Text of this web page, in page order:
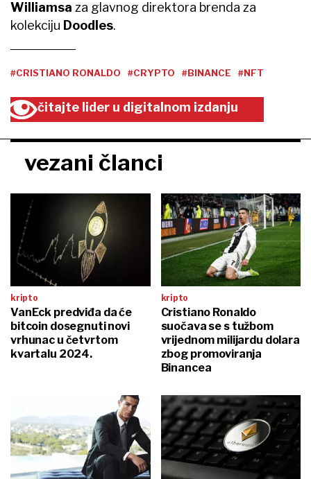
Williamsa za glavnog direktora brenda za
kolekciju Doodles.
#CRISTIANO RONALDO #CRYPTO #BINANCE #NFT
čitajte lider u digitalnom izdanju
vezani članci
kripto
VanEck predviđa da će
bitcoin dosegnuti novi
vrhunac u četvrtom
kvartalu 2024.
kripto
Cristiano Ronaldo
suočava se s tužbom
vrijednom milijardu dolara
zbog promoviranja
Binancea